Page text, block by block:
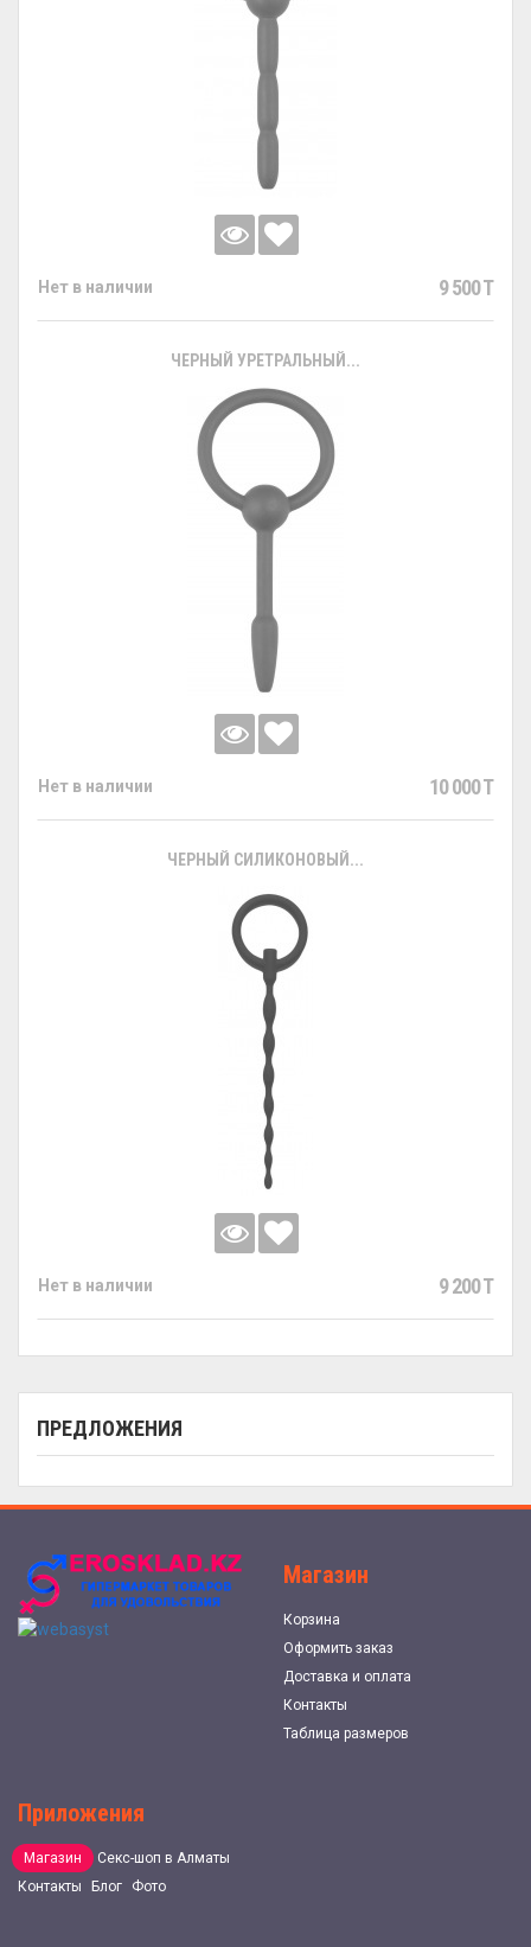
ПРЕДЛОЖЕНИЯ
Нет в наличии 9 500 T
ЧЕРНЫЙ УРЕТРАЛЬНЫЙ...
Нет в наличии 10 000 T
ЧЕРНЫЙ СИЛИКОНОВЫЙ...
Нет в наличии 9 200 T
Магазин
Корзина
Оформить заказ
Доставка и оплата
Контакты
Таблица размеров
Приложения
Магазин
Секс-шоп в Алматы
Контакты
Блог Фото